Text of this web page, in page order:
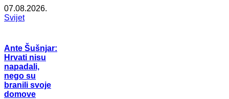
07.08.2026.
Svijet
Ante Šušnjar:
Hrvati nisu
napadali,
nego su
branili svoje
domove